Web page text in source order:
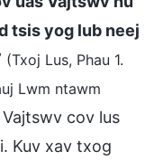
tsis yog lub neej
(Txoj Lus, Phau 1.
Lwm ntawm
Vajtswv cov lus
Kuv xav txog